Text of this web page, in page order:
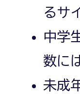
るサ
中学
数に
未成